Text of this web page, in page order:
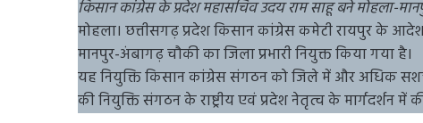
किसान कांग्रेस के प्रदेश महासचिव उदय राम साहू बने मोहला-
मोहला। छत्तीसगढ़ प्रदेश किसान कांग्रेस कमेटी रायपुर के
मानपुर-अंबागढ़ चौकी का जिला प्रभारी नियुक्त किया गया है।
यह नियुक्ति किसान कांग्रेस संगठन को जिले में और अधिक
की नियुक्ति संगठन के राष्ट्रीय एवं प्रदेश नेतृत्व के मार्गदर्शन में